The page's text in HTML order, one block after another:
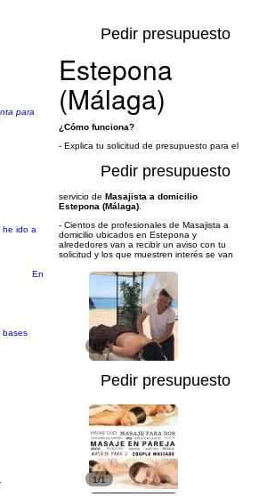
para
Pedir presupuesto
he ido a
Pedir presupuesto
En
bases
1/1
Pedir presupuesto
1/1
Estepona
(Málaga)
¿Cómo funciona?
- Explica tu solicitud de presupuesto para el
servicio de Masajista a domicilio
Estepona (Málaga)
- Cientos de profesionales de Masajista a
domicilio ubicados en Estepona y
alrededores van a recibir un aviso con tu
solicitud y los que muestren interés se van